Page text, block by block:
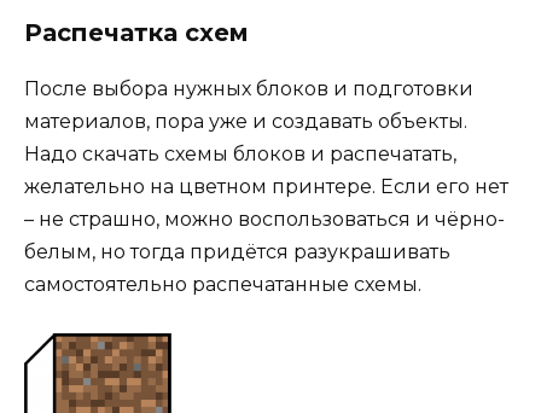
Распечатка схем
После выбора нужных блоков и подготовки
материалов, пора уже и создавать объекты.
Надо скачать схемы блоков и распечатать,
желательно на цветном принтере. Если его нет
– не страшно, можно воспользоваться и чёрно-
белым, но тогда придётся разукрашивать
самостоятельно распечатанные схемы.